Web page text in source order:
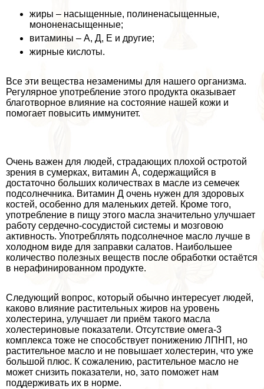
жиры – насыщенные, полиненасыщенные,
мононенасыщенные;
витамины – А, Д, Е и другие;
жирные кислоты.
Все эти вещества незаменимы для нашего организма.
Регулярное употрeбление этого продукта оказывает
благотворное влияние на состояние нашей кожи и
помогает повысить иммунитет.
Очень важен для людей, страдающих плохой остротой
зрения в сумерках, витамин А, содержащийся в
достаточно больших количествах в масле из семечек
подсолнечника. Витамин Д очень нужен для здоровых
костей, особенно для маленьких детей. Кроме того,
употрeбление в пищу этого масла значительно улучшает
работу сердечно-сосудистой системы и мозговою
активность. Употрeбллять подсолнечное масло лучше в
холодном виде для заправки салатов. Наибольшее
количество полезных веществ после обработки остаётся
в нерафинированном продукте.
Следующий вопрос, который обычно интересует людей,
каково влияние растительных жиров на уровень
холестерина, улучшает ли приём такого масла
холестериновые показатели. Отсутствие омега-3
комплекса тоже не способствует понижению ЛПНП, но
растительное масло и не повышает холестерин, что уже
большой плюс. К сожалению, растительное масло не
может снизить показатели, но, зато поможет нам
поддерживать их в норме.